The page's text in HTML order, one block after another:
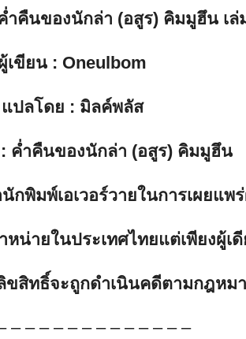
ำคืนของนักล่า (อสูร) คิมมูฮึน เล่
เขียน : Oneulbom
แปลโดย : มิลค์พลัส
: ค่ำคืนของนักล่า (อสูร) คิมมูฮึน
กพิมพ์เอเวอร์วายในการเผยแพ
น่ายในประเทศไทยแต่เพียงผู้เ
ขสิทธิ์จะถูกดำเนินคดีตามกฎหม
– – – – – – – – – – – – –